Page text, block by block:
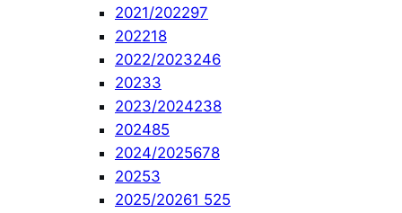
2021/202297
202218
2022/2023246
20233
2023/2024238
202485
2024/2025678
20253
2025/20261 525